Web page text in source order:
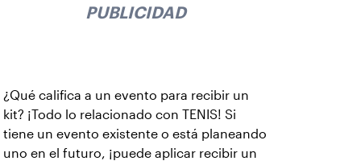
PUBLICIDAD
¿Qué califica a un evento para recibir un
kit? ¡Todo lo relacionado con TENIS! Si
tiene un evento existente o está planeando
uno en el futuro, ¡puede aplicar recibir un